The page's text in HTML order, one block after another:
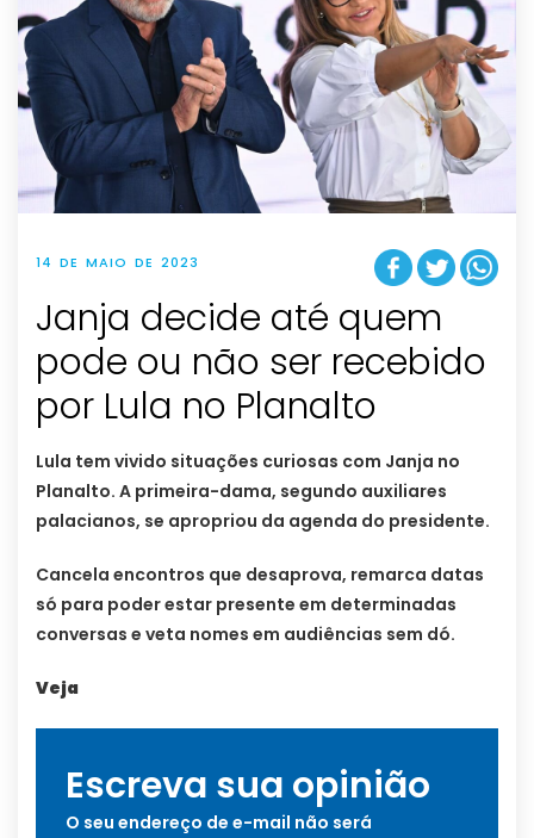
14 DE MAIO DE 2023
Janja decide até quem
pode ou não ser recebido
por Lula no Planalto
Lula tem vivido situações curiosas com Janja no
Planalto. A primeira-dama, segundo auxiliares
palacianos, se apropriou da agenda do presidente.
Cancela encontros que desaprova, remarca datas
só para poder estar presente em determinadas
conversas e veta nomes em audiências sem dó.
Veja
Escreva sua opinião
O seu endereço de e-mail não será